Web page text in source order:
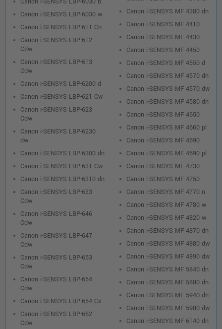
Canon i-SENSYS LBP-6030 w
Canon i-SENSYS LBP-611 Cn
Canon i-SENSYS LBP-612
Cdw
Canon i-SENSYS LBP-613
Cdw
Canon i-SENSYS LBP-6200 d
Canon i-SENSYS LBP-621 Cw
Canon i-SENSYS LBP-623
Cdw
Canon i-SENSYS LBP-6230
dw
Canon i-SENSYS LBP-6300 dn
Canon i-SENSYS LBP-631 Cw
Canon i-SENSYS LBP-6310 dn
Canon i-SENSYS LBP-633
Cdw
Canon i-SENSYS LBP-646
Cdw
Canon i-SENSYS LBP-647
Cdw
Canon i-SENSYS LBP-653
Cdw
Canon i-SENSYS LBP-654
Cdw
Canon i-SENSYS LBP-654 Cx
Canon i-SENSYS LBP-662
Cdw
Canon i-SENSYS MF 4380 dn
Canon i-SENSYS MF 4410
Canon i-SENSYS MF 4430
Canon i-SENSYS MF 4450
Canon i-SENSYS MF 4550 d
Canon i-SENSYS MF 4570 dn
Canon i-SENSYS MF 4570 dw
Canon i-SENSYS MF 4580 dn
Canon i-SENSYS MF 4650
Canon i-SENSYS MF 4660 pl
Canon i-SENSYS MF 4690
Canon i-SENSYS MF 4690 pl
Canon i-SENSYS MF 4730
Canon i-SENSYS MF 4750
Canon i-SENSYS MF 4770 n
Canon i-SENSYS MF 4780 w
Canon i-SENSYS MF 4820 w
Canon i-SENSYS MF 4870 dn
Canon i-SENSYS MF 4880 dw
Canon i-SENSYS MF 4890 dw
Canon i-SENSYS MF 5840 dn
Canon i-SENSYS MF 5880 dn
Canon i-SENSYS MF 5940 dn
Canon i-SENSYS MF 5980 dw
Canon i-SENSYS MF 6140 dn